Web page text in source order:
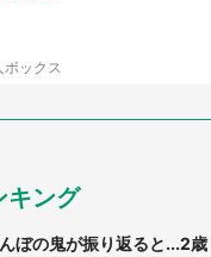
ボックス
キング
ぼの鬼が振り返ると...2歳